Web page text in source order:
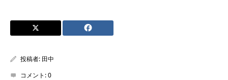
投稿者: 田中
コメント:0